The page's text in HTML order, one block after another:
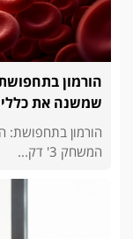
שמשנה את
הורמון בתחפושת:
המשחק 3' דק...